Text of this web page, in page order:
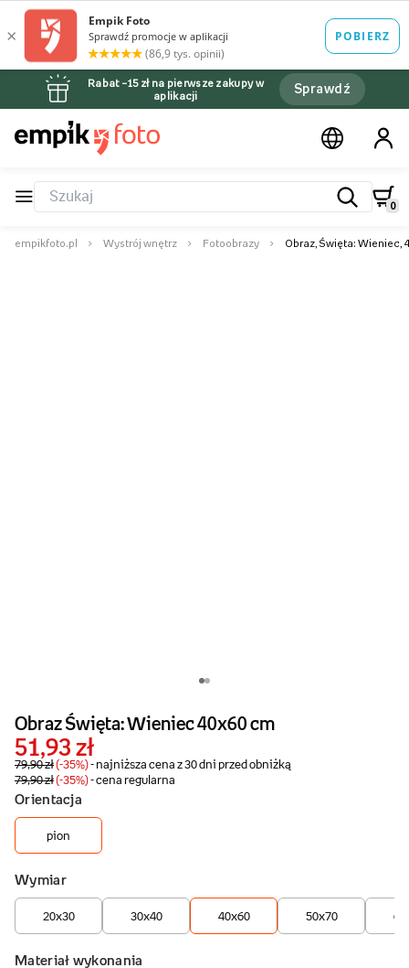
Rabat –15 zł na pierwsze zakupy w
aplikacji
Sprawdź
0
empikfoto.pl Wystrój wnętrz Fotoobrazy Obraz, Święta: Wieniec,